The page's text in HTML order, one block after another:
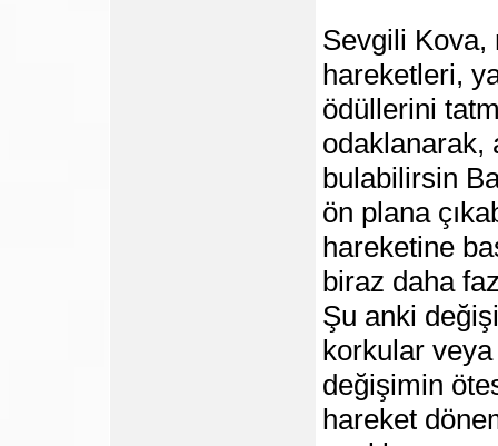
Sevgili Kova,
hareketleri,
ödüllerini
odaklanarak,
bulabilirsin
ön plana
hareketine
biraz daha
Şu anki
korkular veya
değişimin
hareket